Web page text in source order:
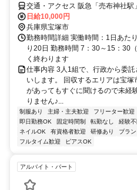
交通・アクセス 阪急「売布神社駅
日給10,000円
兵庫県宝塚市
勤務時間詳細 実働時間：1日あた
り20日 勤務時間 7：30～15：30
く終わります
仕事内容 3人1組で、行政から委
いします。 回収するエリアは宝
があってもすぐに聞けるので未経
りません♪...
制服あり 主婦・主夫歓迎 フリーター歓迎
即日勤務OK
固定時間制 転勤なし 経験不
ネイルOK
有資格者歓迎 研修あり ブラ
フルタイム歓迎
ピアスOK
アルバイト・パート